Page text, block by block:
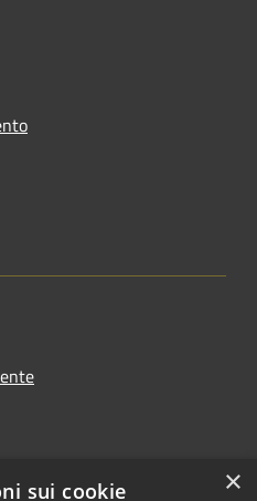
×
sui cookie